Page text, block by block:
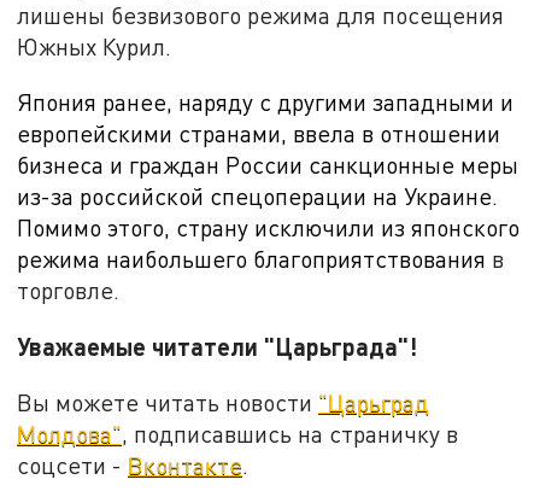
лишены безвизового режима для посещения
Южных Курил.
Япония ранее, наряду с другими западными и
европейскими странами, ввела в отношении
бизнеса и граждан России санкционные меры
из-за российской спецоперации на Украине.
Помимо этого, страну исключили из японского
режима наибольшего благоприятствования в
торговле.
Уважаемые читатели "Царьграда"!
Вы можете читать новости "Царьград
Молдова" , подписавшись на страничку в
соцсети - Вконтакте